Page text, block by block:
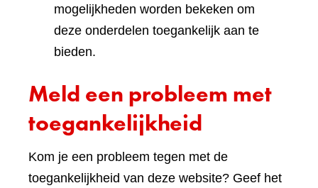
mogelijkheden worden bekeken om
deze onderdelen toegankelijk aan te
bieden.
Meld een probleem met
toegankelijkheid
Kom je een probleem tegen met de
toegankelijkheid van deze website? Geef het